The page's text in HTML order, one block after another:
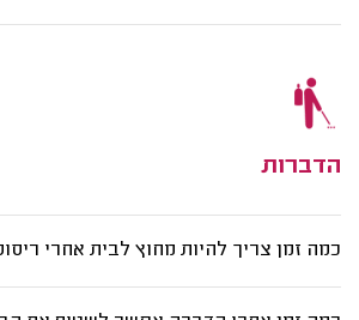
הדברות
כמה זמן צריך להיות מחוץ לבית אחרי